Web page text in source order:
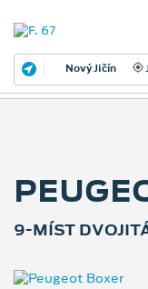
Nový Jičín
9-MÍST